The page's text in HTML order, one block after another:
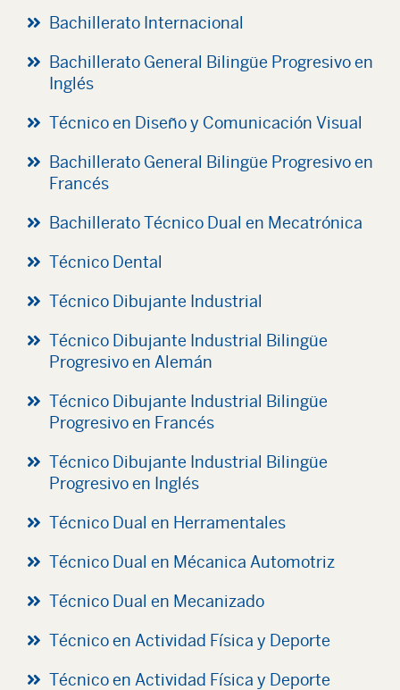
Bachillerato Internacional
Bachillerato General Bilingüe Progresivo en
Inglés
Técnico en Diseño y Comunicación Visual
Bachillerato General Bilingüe Progresivo en
Francés
Bachillerato Técnico Dual en Mecatrónica
Técnico Dental
Técnico Dibujante Industrial
Técnico Dibujante Industrial Bilingüe
Progresivo en Alemán
Técnico Dibujante Industrial Bilingüe
Progresivo en Francés
Técnico Dibujante Industrial Bilingüe
Progresivo en Inglés
Técnico Dual en Herramentales
Técnico Dual en Mécanica Automotriz
Técnico Dual en Mecanizado
Técnico en Actividad Física y Deporte
Técnico en Actividad Física y Deporte